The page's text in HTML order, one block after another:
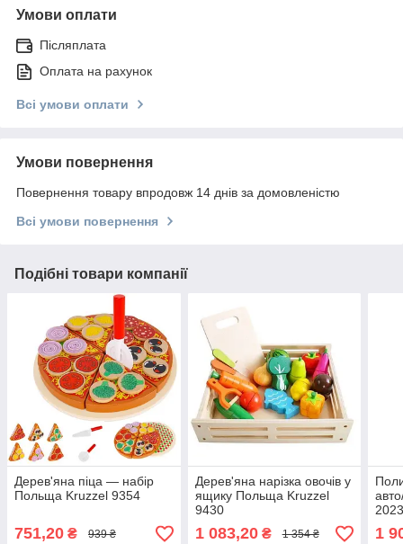
Умови оплати
Післяплата
Оплата на рахунок
Всі умови оплати
Умови повернення
Повернення товару впродовж 14 днів за домовленістю
Всі умови повернення
Подібні товари компанії
Дерев'яна піца — набір
Польща Kruzzel 9354
751,20 ₴ 939 ₴
Дерев'яна нарізка овочів у
ящику Польща Kruzzel
9430
1 083,20₴ 1 354 ₴ 1